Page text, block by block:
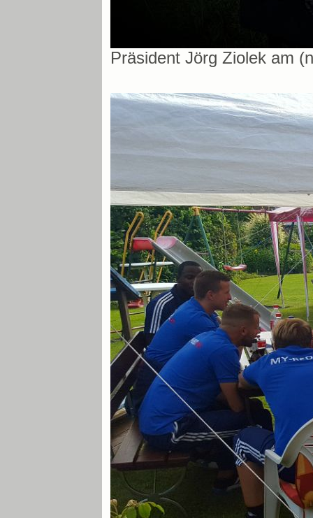
Präsident Jörg Ziolek am